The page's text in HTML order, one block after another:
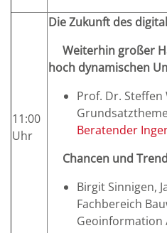
11:00
Uhr
Die Zukunft des
Weiterhin großer
hoch dynamischen
Prof. Dr.
Beratender
Chancen und
Birgit Sinnigen,
Fachbereich
Geoinformation